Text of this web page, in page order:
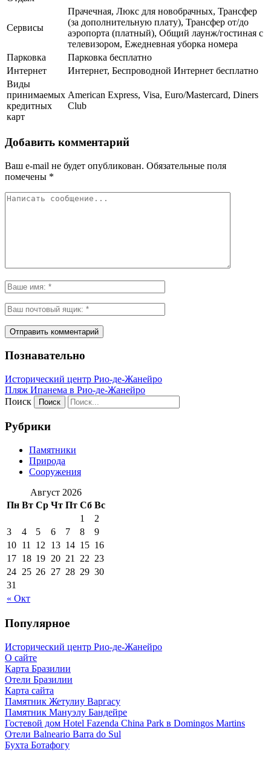
Сервисы
Прачечная, Люкс для новобрачных, Трансфер
(за дополнительную плату), Трансфер от/до
аэропорта (платный), Общий лаунж/гостиная с
телевизором, Ежедневная уборка номера
Парковка
Парковка бесплатно
Интернет
Интернет, Беспроводной Интернет бесплатно
Виды
принимаемых
кредитных
карт
American Express, Visa, Euro/Mastercard, Diners
Club
Добавить комментарий
Ваш e-mail не будет опубликован. Обязательные поля
помечены *
Познавательно
Исторический центр Рио-де-Жанейро
Пляж Ипанема в Рио-де-Жанейро
Поиск
Рубрики
Памятники
Природа
Сооружения
Август 2026
Пн Вт Ср Чт Пт Сб Вс
« Окт
1
2
3
4 5 6 7 8
9
10 11 12 13 14 15 16
17 18 19 20 21 22 23
24 25 26 27 28 29 30
31
Популярное
Исторический центр Рио-де-Жанейро
О сайте
Карта Бразилии
Отели Бразилии
Карта сайта
Памятник Жетулиу Варгасу
Памятник Мануэлу Бандейре
Гостевой дом Hotel Fazenda China Park в Domingos Martins
Отели Balneario Barra do Sul
Бухта Ботафогу